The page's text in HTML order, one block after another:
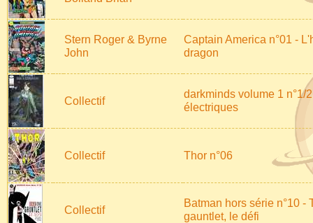
Stern Roger & Byrne
John
Captain America n°01 -
dragon
Collectif
darkminds volume 1 n°1/
électriques
Collectif Thor n°06
Collectif
Batman hors série n°10 -
gauntlet, le défi